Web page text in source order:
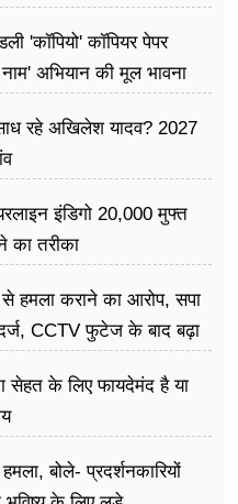
'कॉपियो' कॉपियर पेपर
अभियान की मूल भावना
रहे अखिलेश यादव? 2027
इंडिगो 20,000 मुफ्त
का तरीका
से हमला कराने का आरोप, सपा
CCTV फुटेज के बाद बढ़ा
सेहत के लिए फायदेमंद है या
बोले- प्रदर्शनकारियों